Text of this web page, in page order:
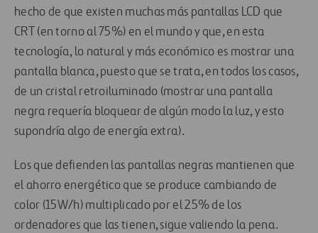
hecho de que existen muchas más pantallas LCD que
CRT (en torno al 75%) en el mundo y que, en esta
tecnología, lo natural y más económico es mostrar una
pantalla blanca, puesto que se trata, en todos los casos,
de un cristal retroiluminado (mostrar una pantalla
negra requería bloquear de algún modo la luz, y esto
supondría algo de energía extra).
Los que defienden las pantallas negras mantienen que
el ahorro energético que se produce cambiando de
color (15W/h) multiplicado por el 25% de los
ordenadores que las tienen, sigue valiendo la pena.